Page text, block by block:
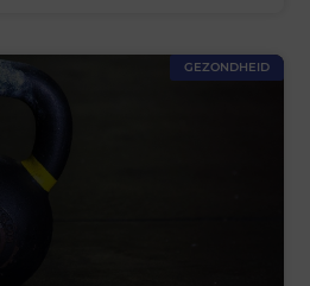
GEZONDHEID